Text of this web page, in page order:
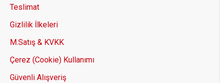
Teslimat
Gizlilik İlkeleri
M.Satış & KVKK
Çerez (Cookie) Kullanımı
Güvenli Alışveriş